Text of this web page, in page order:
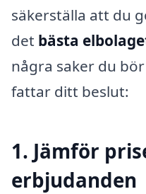
säkerställa att du
det bästa
några saker du
fattar ditt beslut:
1. Jämför
erbjudanden